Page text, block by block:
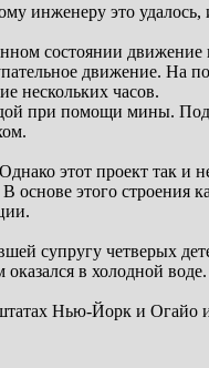
инженеру это
состоянии движение
движение. На
нескольких часов.
при помощи мины.
этот проект так и
этого строения
супругу четверых
в холодной
штатах Нью-Йорк и